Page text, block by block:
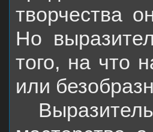
творчества
Но
того, на что
или